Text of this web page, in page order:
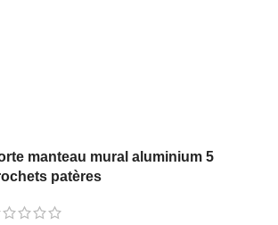
manteau mural aluminium 5
patères